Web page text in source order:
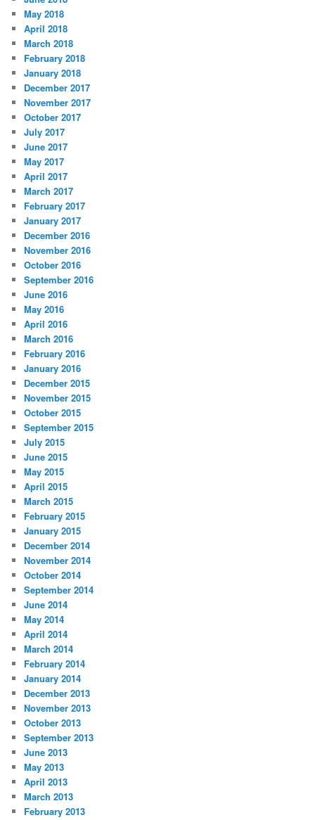
May 2018
April 2018
March 2018
February 2018
January 2018
December 2017
November 2017
October 2017
July 2017
June 2017
May 2017
April 2017
March 2017
February 2017
January 2017
December 2016
November 2016
October 2016
September 2016
June 2016
May 2016
April 2016
March 2016
February 2016
January 2016
December 2015
November 2015
October 2015
September 2015
July 2015
June 2015
May 2015
April 2015
March 2015
February 2015
January 2015
December 2014
November 2014
October 2014
September 2014
June 2014
May 2014
April 2014
March 2014
February 2014
January 2014
December 2013
November 2013
October 2013
September 2013
June 2013
May 2013
April 2013
March 2013
February 2013